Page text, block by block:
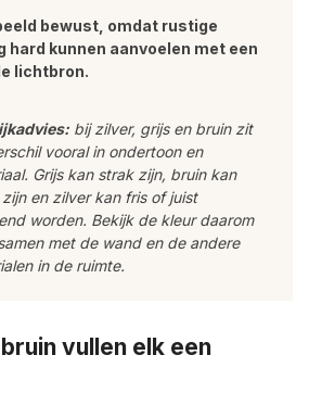
bewust, omdat rustige
hard kunnen aanvoelen met een
lichtbron.
bij zilver, grijs en bruin zit
vooral in ondertoon en
Grijs kan strak zijn, bruin kan
zijn en zilver kan fris of juist
worden. Bekijk de kleur daarom
met de wand en de andere
in de ruimte.
vullen elk een